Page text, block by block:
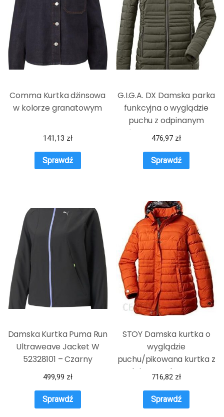
Comma Kurtka dżinsowa
w kolorze granatowym
141,13 zł
Sprawdź
G.I.G.A. DX Damska parka
funkcyjna o wyglądzie
puchu z odpinanym
kapturem Bacarya,
oliwkowa, 40, 34275-000
476,97 zł
Sprawdź
Damska Kurtka Puma Run
Ultraweave Jacket W
52328101 – Czarny
499,99 zł
Sprawdź
STOY Damska kurtka o
wyglądzie
puchu/pikowana kurtka z
odpinanym kapturem
STW 11 WMN QLTD JCKT,
rdzawa, 52, 38825-000
716,82 zł
Sprawdź